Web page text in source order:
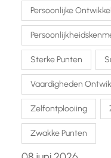
Persoonlijke
Sterke Punten
Vaardigheden
Zelfontplooiing
Zwakke Punten